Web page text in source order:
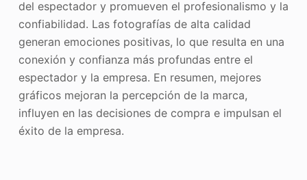
del espectador y promueven el profesionalismo y la
confiabilidad. Las fotografías de alta calidad
generan emociones positivas, lo que resulta en una
conexión y confianza más profundas entre el
espectador y la empresa. En resumen, mejores
gráficos mejoran la percepción de la marca,
influyen en las decisiones de compra e impulsan el
éxito de la empresa.